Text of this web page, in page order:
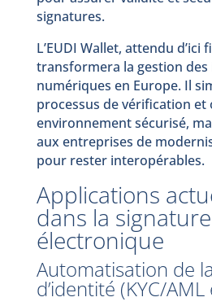
signatures.
L’EUDI Wallet, attendu d’ici
transformera la gestion des
numériques en Europe. Il
processus de vérification
environnement sécurisé,
aux entreprises de
pour rester interopérables.
Applications
dans la signature
électronique
Automatisation de
d’identité (KYC/